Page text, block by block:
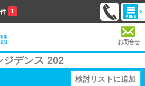
1
お問合せ
ジデンス 202
検討リストに追加